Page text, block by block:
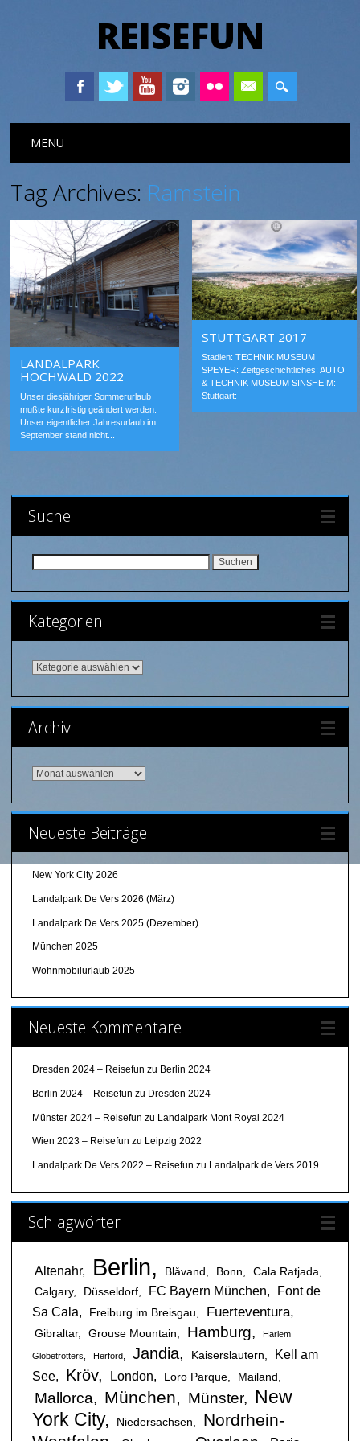
REISEFUN
Main menu
MENU
Tag Archives: Ramstein
LANDALPARK
HOCHWALD 2022
Unser diesjähriger Sommerurlaub
mußte kurzfristig geändert werden.
Unser eigentlicher Jahresurlaub im
September stand nicht...
STUTTGART 2017
Stadien: TECHNIK MUSEUM
SPEYER: Zeitgeschichtliches: AUTO
& TECHNIK MUSEUM SINSHEIM:
Stuttgart:
Suche
Kategorien
Kategorien
Archiv
Archiv
Neueste Beiträge
New York City 2026
Landalpark De Vers 2026 (März)
Landalpark De Vers 2025 (Dezember)
München 2025
Wohnmobilurlaub 2025
Neueste Kommentare
Dresden 2024 – Reisefun zu Berlin 2024
Berlin 2024 – Reisefun zu Dresden 2024
Münster 2024 – Reisefun zu Landalpark Mont Royal 2024
Wien 2023 – Reisefun zu Leipzig 2022
Landalpark De Vers 2022 – Reisefun zu Landalpark de Vers 2019
Schlagwörter
Altenahr Berlin Blåvand Bonn
Cala Ratjada
Calgary
Düsseldorf FC Bayern München
Font de
Sa Cala
Freiburg im Breisgau Fuerteventura
Gibraltar Grouse Mountain Hamburg Harlem
Globetrotters Herford Jandia Kaiserslautern
Kell am
See
Kröv London Loro Parque Mailand
Mallorca München Münster
New
York City
Niedersachsen
Nordrhein-